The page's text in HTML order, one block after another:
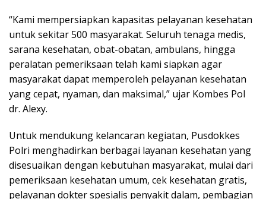
“Kami mempersiapkan kapasitas pelayanan kesehatan
untuk sekitar 500 masyarakat. Seluruh tenaga medis,
sarana kesehatan, obat-obatan, ambulans, hingga
peralatan pemeriksaan telah kami siapkan agar
masyarakat dapat memperoleh pelayanan kesehatan
yang cepat, nyaman, dan maksimal,” ujar Kombes Pol
dr. Alexy.
Untuk mendukung kelancaran kegiatan, Pusdokkes
Polri menghadirkan berbagai layanan kesehatan yang
disesuaikan dengan kebutuhan masyarakat, mulai dari
pemeriksaan kesehatan umum, cek kesehatan gratis,
pelayanan dokter spesialis penyakit dalam, pembagian